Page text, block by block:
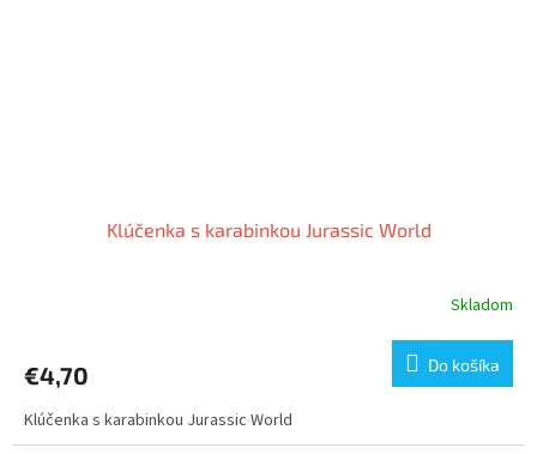
Klúčenka s karabinkou Jurassic World
Skladom
€4,70 Do košíka
Klúčenka s karabinkou Jurassic World